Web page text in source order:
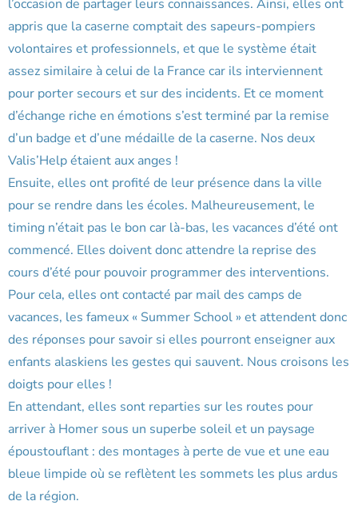
l’occasion de partager leurs connaissances. Ainsi, elles ont
appris que la caserne comptait des sapeurs-pompiers
volontaires et professionnels, et que le système était
assez similaire à celui de la France car ils interviennent
pour porter secours et sur des incidents. Et ce moment
d’échange riche en émotions s’est terminé par la remise
d’un badge et d’une médaille de la caserne. Nos deux
Valis’Help étaient aux anges !
Ensuite, elles ont profité de leur présence dans la ville
pour se rendre dans les écoles. Malheureusement, le
timing n’était pas le bon car là-bas, les vacances d’été ont
commencé. Elles doivent donc attendre la reprise des
cours d’été pour pouvoir programmer des interventions.
Pour cela, elles ont contacté par mail des camps de
vacances, les fameux « Summer School » et attendent donc
des réponses pour savoir si elles pourront enseigner aux
enfants alaskiens les gestes qui sauvent. Nous croisons les
doigts pour elles !
En attendant, elles sont reparties sur les routes pour
arriver à Homer sous un superbe soleil et un paysage
époustouflant : des montages à perte de vue et une eau
bleue limpide où se reflètent les sommets les plus ardus
de la région.